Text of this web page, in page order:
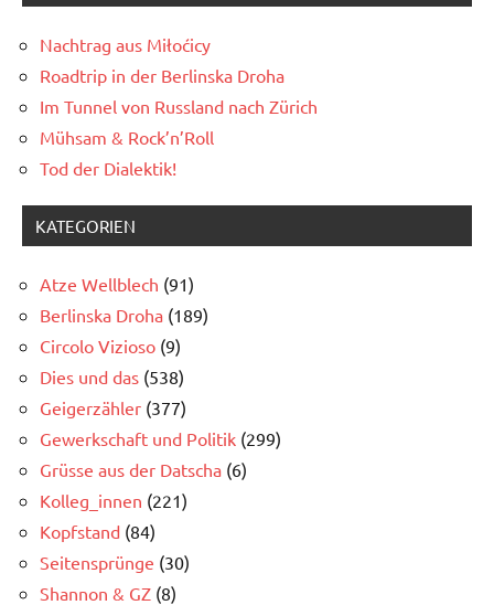
Nachtrag aus Miłoćicy
Roadtrip in der Berlinska Droha
Im Tunnel von Russland nach Zürich
Mühsam & Rock’n’Roll
Tod der Dialektik!
KATEGORIEN
Atze Wellblech (91)
Berlinska Droha (189)
Circolo Vizioso (9)
Dies und das (538)
Geigerzähler (377)
Gewerkschaft und Politik (299)
Grüsse aus der Datscha (6)
Kolleg_innen (221)
Kopfstand (84)
Seitensprünge (30)
Shannon & GZ (8)